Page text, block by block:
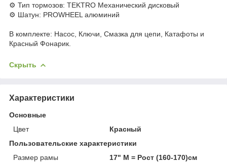
⚙️ Тип тормозов: TEKTRO Механический дисковый
⚙️ Шатун: PROWHEEL алюминий
В комплекте: Насос, Ключи, Смазка для цепи, Катафоты и
Красный Фонарик.
Скрыть
Характеристики
Основные
Цвет
Красный
Пользовательские характеристики
Размер рамы
17" М = Рост (160-170)см